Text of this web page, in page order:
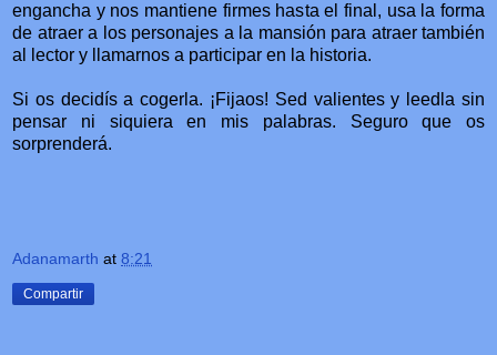
engancha y nos mantiene firmes hasta el final, usa la forma
de atraer a los personajes a la mansión para atraer también
al lector y llamarnos a participar en la historia.
Si os decidís a cogerla. ¡Fijaos! Sed valientes y leedla sin
pensar ni siquiera en mis palabras. Seguro que os
sorprenderá.
Adanamarth at 8:21
Compartir